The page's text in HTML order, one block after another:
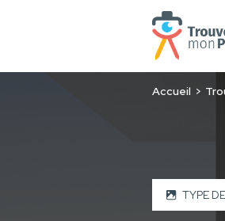
Accueil